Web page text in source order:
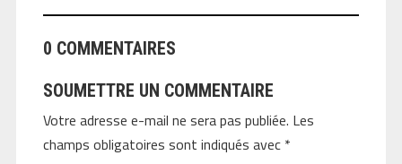
0 COMMENTAIRES
SOUMETTRE UN COMMENTAIRE
Votre adresse e-mail ne sera pas publiée. Les
champs obligatoires sont indiqués avec *